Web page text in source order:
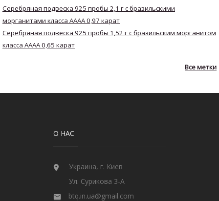
Серебряная подвеска 925 пробы 2,1 г с бразильскими
морганитами класса AAAA 0,97 карат
Серебряная подвеска 925 пробы 1,52 г с бразильским морганитом
класса AAAA 0,65 карат
О НАС
Украина, г. Киев
Ул. Сурикова 3-А
btq.in.ua@gmail.com